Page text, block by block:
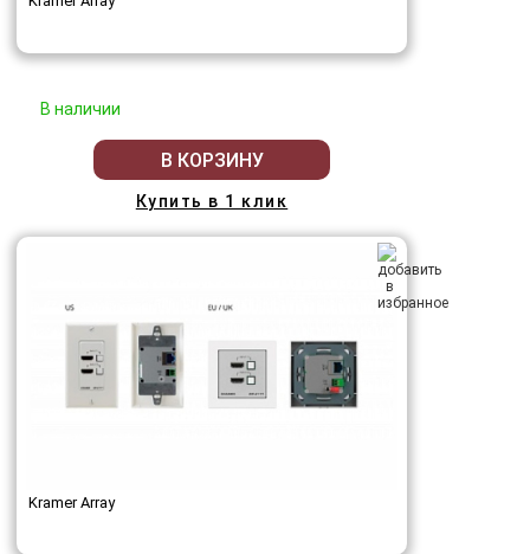
В наличии
В КОРЗИНУ
Купить в 1 клик
Kramer Array